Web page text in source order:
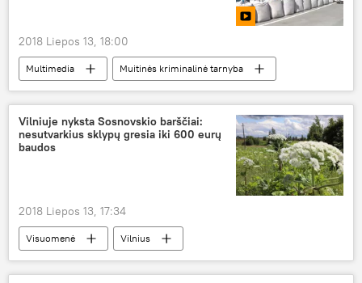
2018 Liepos 13, 18:00
Multimedia
Muitinės kriminalinė tarnyba
kontrabanda
cigarečių kontrabanda
Vilniuje nyksta Sosnovskio barščiai:
nesutvarkius sklypų gresia iki 600 eurų
baudos
2018 Liepos 13, 17:34
Visuomenė
Vilnius
Sosnovskio barščiai